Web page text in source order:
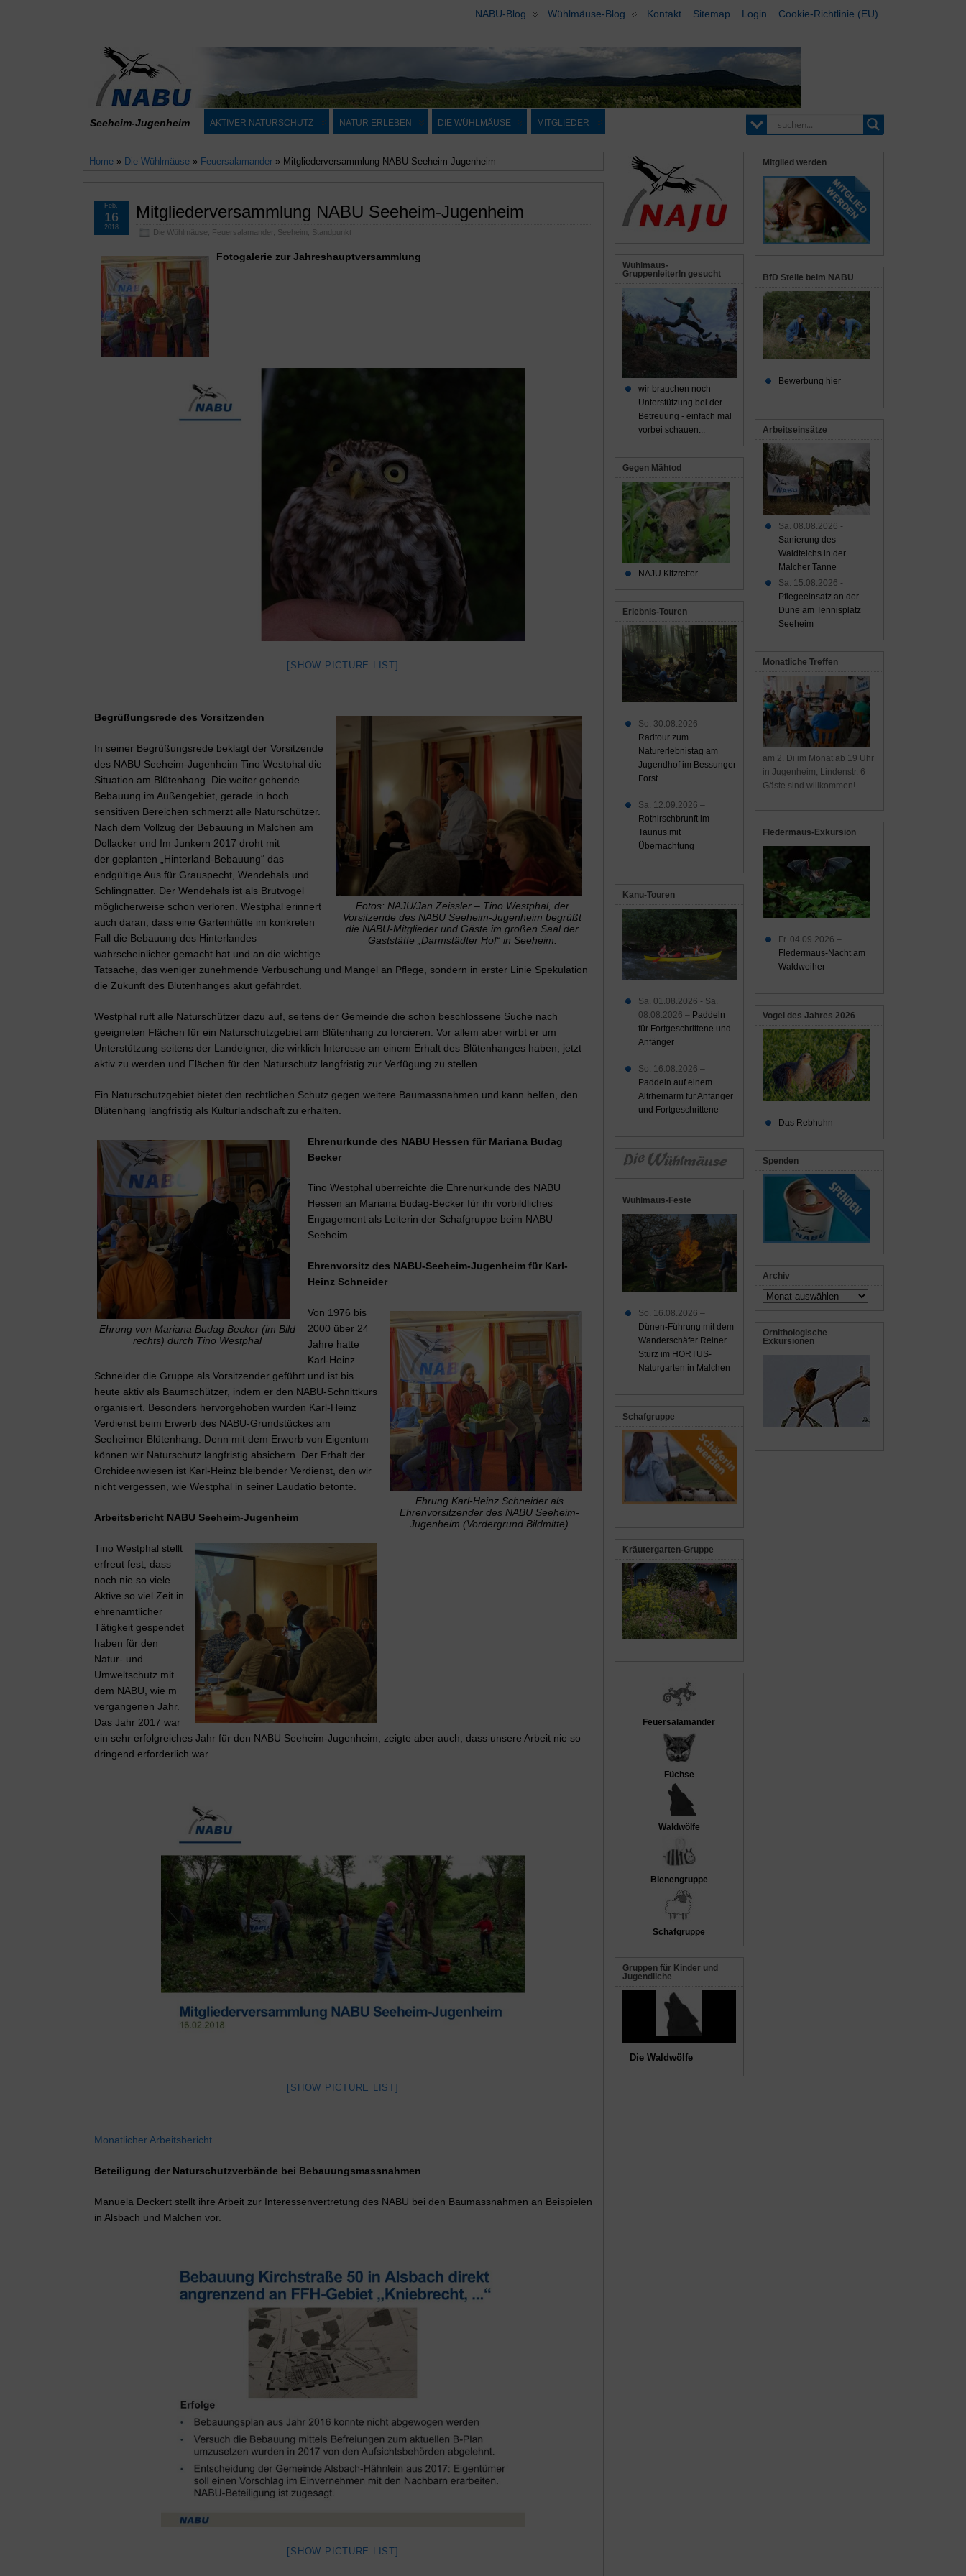
NABU-Blog Wühlmäuse-Blog Kontakt Sitemap Login Cookie-Richtlinie (EU)
Seeheim-Jugenheim AKTIVER NATURSCHUTZ NATUR ERLEBEN DIE WÜHLMÄUSE MITGLIEDER
Home» Die Wühlmäuse» Feuersalamander» Mitgliederversammlung NABU Seeheim-Jugenheim
Mitgliederversammlung NABU Seeheim-Jugenheim
Die Wühlmäuse Feuersalamander, Seeheim Standpunkt
Feb.
16
2018
Fotogalerie zur Jahreshauptversammlung
[SHOW PICTURE LIST]
Fotos: NAJU/Jan Zeissler – Tino Westphal, der
Vorsitzende des NABU Seeheim-Jugenheim begrüßt
die NABU-Mitglieder und Gäste im großen Saal der
Gaststätte „Darmstädter Hof“ in Seeheim.
Begrüßungsrede des Vorsitzenden
In seiner Begrüßungsrede beklagt der Vorsitzende
des NABU Seeheim-Jugenheim Tino Westphal die
Situation am Blütenhang. Die weiter gehende
Bebauung im Außengebiet, gerade in hoch
sensitiven Bereichen schmerzt alle Naturschützer.
Nach dem Vollzug der Bebauung in Malchen am
Dollacker und Im Junkern 2017 droht mit
der geplanten „Hinterland-Bebauung“ das
endgültige Aus für Grauspecht, Wendehals und
Schlingnatter. Der Wendehals ist als Brutvogel
möglicherweise schon verloren. Westphal erinnert
auch daran, dass eine Gartenhütte im konkreten
Fall die Bebauung des Hinterlandes
wahrscheinlicher gemacht hat und an die wichtige
Tatsache, das weniger zunehmende Verbuschung und Mangel an Pflege, sondern in erster Linie Spekulation
die Zukunft des Blütenhanges akut gefährdet.
Westphal ruft alle Naturschützer dazu auf, seitens der Gemeinde die schon beschlossene Suche nach
geeigneten Flächen für ein Naturschutzgebiet am Blütenhang zu forcieren. Vor allem aber wirbt er um
Unterstützung seitens der Landeigner, die wirklich Interesse an einem Erhalt des Blütenhanges haben, jetzt
aktiv zu werden und Flächen für den Naturschutz langfristig zur Verfügung zu stellen.
Ein Naturschutzgebiet bietet den rechtlichen Schutz gegen weitere Baumassnahmen und kann helfen, den
Blütenhang langfristig als Kulturlandschaft zu erhalten.
Ehrung von Mariana Budag Becker (im Bild
rechts) durch Tino Westphal
Ehrenurkunde des NABU Hessen für Mariana Budag
Becker
Tino Westphal überreichte die Ehrenurkunde des NABU
Hessen an Mariana Budag-Becker für ihr vorbildliches
Engagement als Leiterin der Schafgruppe beim NABU
Seeheim.
Ehrenvorsitz des NABU-Seeheim-Jugenheim für Karl-
Heinz Schneider
Ehrung Karl-Heinz Schneider als
Ehrenvorsitzender des NABU Seeheim-
Jugenheim (Vordergrund Bildmitte)
Von 1976 bis
2000 über 24
Jahre hatte
Karl-Heinz
Schneider die Gruppe als Vorsitzender geführt und ist bis
heute aktiv als Baumschützer, indem er den NABU-Schnittkurs
organisiert. Besonders hervorgehoben wurden Karl-Heinz
Verdienst beim Erwerb des NABU-Grundstückes am
Seeheimer Blütenhang. Denn mit dem Erwerb von Eigentum
können wir Naturschutz langfristig absichern. Der Erhalt der
Orchideenwiesen ist Karl-Heinz bleibender Verdienst, den wir
nicht vergessen, wie Westphal in seiner Laudatio betonte.
Arbeitsbericht NABU Seeheim-Jugenheim
Tino Westphal stellt
erfreut fest, dass
noch nie so viele
Aktive so viel Zeit in
ehrenamtlicher
Tätigkeit gespendet
haben für den
Natur- und
Umweltschutz mit
dem NABU, wie m
vergangenen Jahr.
Das Jahr 2017 war
ein sehr erfolgreiches Jahr für den NABU Seeheim-Jugenheim, zeigte aber auch, dass unsere Arbeit nie so
dringend erforderlich war.
[SHOW PICTURE LIST]
Monatlicher Arbeitsbericht
Beteiligung der Naturschutzverbände bei Bebauungsmassnahmen
Manuela Deckert stellt ihre Arbeit zur Interessenvertretung des NABU bei den Baumassnahmen an Beispielen
in Alsbach und Malchen vor.
[SHOW PICTURE LIST]
Mitglied werden
BfD Stelle beim NABU
Bewerbung hier
Arbeitseinsätze
Sa. 08.08.2026 -
Sanierung des
Waldteichs in der
Malcher Tanne
Sa. 15.08.2026 -
Pflegeeinsatz an der
Düne am Tennisplatz
Seeheim
Monatliche Treffen
am 2. Di im Monat ab 19 Uhr
in Jugenheim, Lindenstr. 6
Gäste sind willkommen!
Fledermaus-Exkursion
Fr. 04.09.2026 –
Fledermaus-Nacht am
Waldweiher
Vogel des Jahres 2026
Das Rebhuhn
Spenden
Archiv
Archiv
Ornithologische
Exkursionen
Wühlmaus-
GruppenleiterIn gesucht
wir brauchen noch
Unterstützung bei der
Betreuung - einfach mal
vorbei schauen...
Gegen Mähtod
NAJU Kitzretter
Erlebnis-Touren
So. 30.08.2026 –
Radtour zum
Naturerlebnistag am
Jugendhof im Bessunger
Forst.
Sa. 12.09.2026 –
Rothirschbrunft im
Taunus mit
Übernachtung
Kanu-Touren
Sa. 01.08.2026 - Sa.
08.08.2026 – Paddeln
für Fortgeschrittene und
Anfänger
So. 16.08.2026 –
Paddeln auf einem
Altrheinarm für Anfänger
und Fortgeschrittene
Wühlmaus-Feste
So. 16.08.2026 –
Dünen-Führung mit dem
Wanderschäfer Reiner
Stürz im HORTUS-
Naturgarten in Malchen
Schafgruppe
Kräutergarten-Gruppe
Feuersalamander
Füchse
Waldwölfe
Bienengruppe
Schafgruppe
Gruppen für Kinder und
Jugendliche
Die Waldwölfe